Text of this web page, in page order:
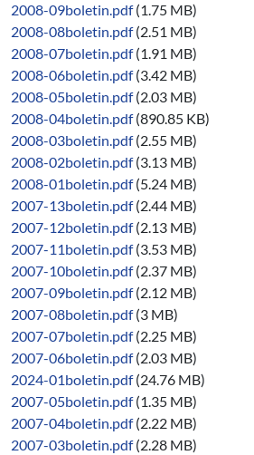
2008-09boletin.pdf (1.75 MB)
2008-08boletin.pdf (2.51 MB)
2008-07boletin.pdf (1.91 MB)
2008-06boletin.pdf (3.42 MB)
2008-05boletin.pdf (2.03 MB)
2008-04boletin.pdf (890.85 KB)
2008-03boletin.pdf (2.55 MB)
2008-02boletin.pdf (3.13 MB)
2008-01boletin.pdf (5.24 MB)
2007-13boletin.pdf (2.44 MB)
2007-12boletin.pdf (2.13 MB)
2007-11boletin.pdf (3.53 MB)
2007-10boletin.pdf (2.37 MB)
2007-09boletin.pdf (2.12 MB)
2007-08boletin.pdf (3 MB)
2007-07boletin.pdf (2.25 MB)
2007-06boletin.pdf (2.03 MB)
2024-01boletin.pdf (24.76 MB)
2007-05boletin.pdf (1.35 MB)
2007-04boletin.pdf (2.22 MB)
2007-03boletin.pdf (2.28 MB)